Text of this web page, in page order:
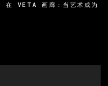
在 VETA 画廊：当艺术成为